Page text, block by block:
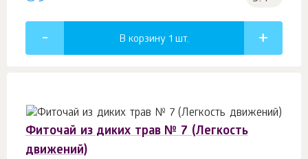
В корзину 1 шт.
Фиточай из диких трав № 7 (Легкость
движений)